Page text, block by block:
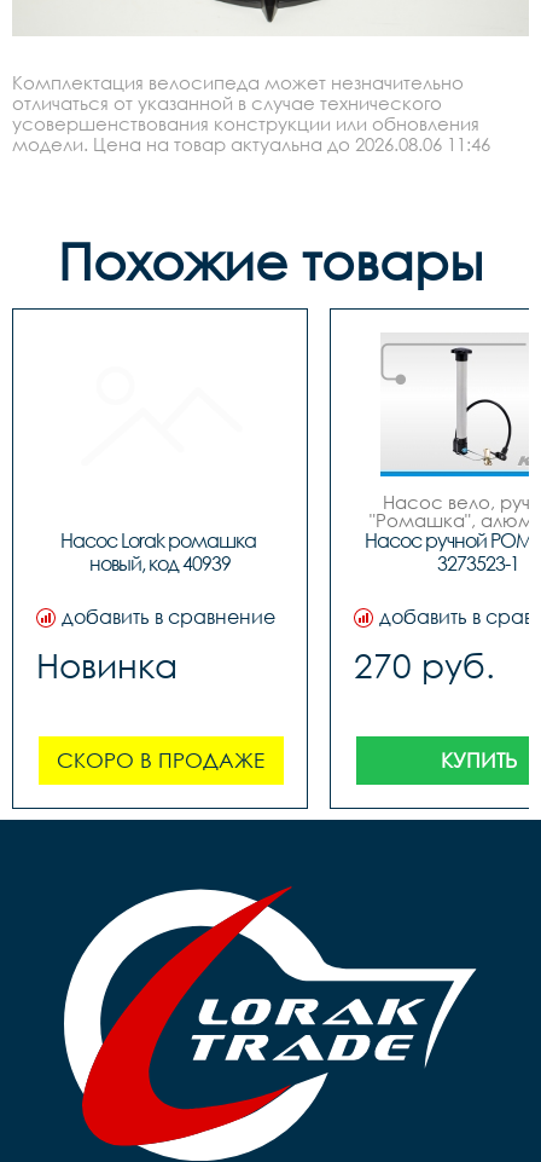
Комплектация велосипеда может незначительно
отличаться от указанной в случае технического
усовершенствования конструкции или обновления
модели. Цена на товар актуальна до 2026.08.06 11:46
Похожие товары
Насос Lorak ромашка
новый, код 40939
добавить в сравнение
Новинка
СКОРО В ПРОДАЖЕ
Насос вело,
"Ромашка",
обратным
штоком, шланг
Насос ручной
3273523-1
добавить в
270 руб.
КУПИТЬ